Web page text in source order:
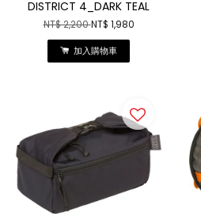
DISTRICT 4_DARK TEAL
NT$ 2,200NT$ 1,980
加入購物車